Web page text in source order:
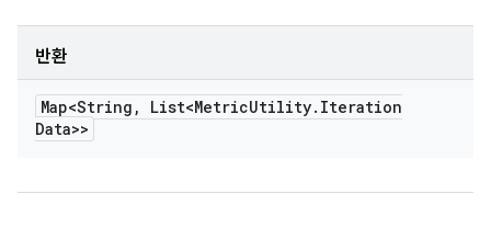
반환
Map<String , List<MetricUtility. Iteration
Data>>